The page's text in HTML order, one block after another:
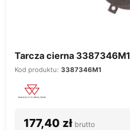
Tarcza cierna 3387346M1
Kod produktu: 3387346M1
177,40 zł brutto